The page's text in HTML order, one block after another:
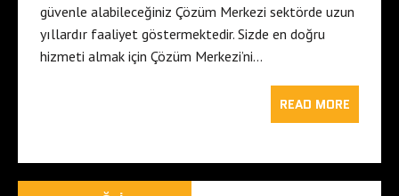
güvenle alabileceğiniz Çözüm Merkezi sektörde uzun
yıllardır faaliyet göstermektedir. Sizde en doğru
hizmeti almak için Çözüm Merkezi’ni…
READ MORE